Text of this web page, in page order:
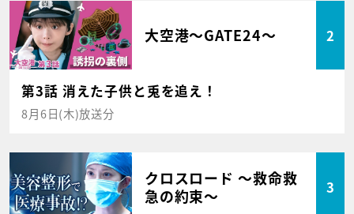
大空港～GATE24～ 2
第3話 消えた子供と兎を追え！
8月6日(木)放送分
クロスロード ～救命救
急の約束～
3